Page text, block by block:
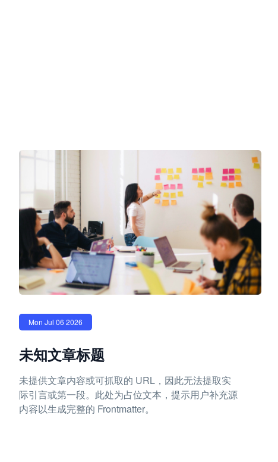
Mon Jul 06 2026
未知文章标题
未提供文章内容或可抓取的 URL，因此无法提取实
际引言或第一段。此处为占位文本，提示用户补充源
内容以生成完整的 Frontmatter。